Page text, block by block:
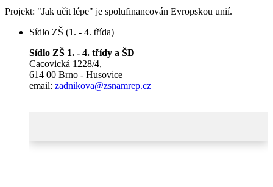
Projekt: "Jak učit lépe" je spolufinancován Evropskou unií.
Sídlo ZŠ (1. - 4. třída)
Sídlo ZŠ 1. - 4. třídy a ŠD
Cacovická 1228/4,
614 00 Brno - Husovice
email: zadnikova@zsnamrep.cz